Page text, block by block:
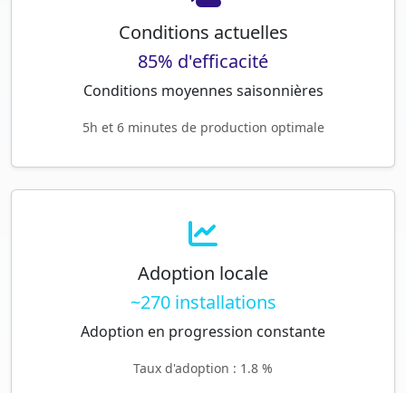
Conditions actuelles
85% d'efficacité
Conditions moyennes saisonnières
5h et 6 minutes de production optimale
Adoption locale
~270 installations
Adoption en progression constante
Taux d'adoption : 1.8 %